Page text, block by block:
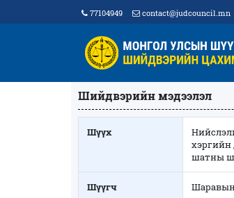
77104949 contact@judcouncil.mn
Шийдвэрийн мэдээлэл
Шүүх
хэргийн
шатны
Шүүгч